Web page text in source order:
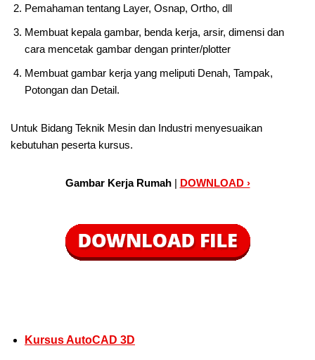
Pemahaman tentang Layer, Osnap, Ortho, dll
Membuat kepala gambar, benda kerja, arsir, dimensi dan
cara mencetak gambar dengan printer/plotter
Membuat gambar kerja yang meliputi Denah, Tampak,
Potongan dan Detail.
Untuk Bidang Teknik Mesin dan Industri menyesuaikan
kebutuhan peserta kursus.
Gambar Kerja Rumah | DOWNLOAD ›
Kursus AutoCAD 3D